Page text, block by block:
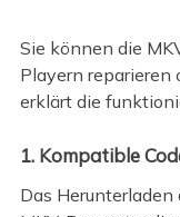
Sie können die
Playern
erklärt die
1. Kompatible
Das